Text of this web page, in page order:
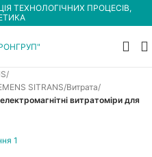
ТЕХНОЛОГІЧНИХ ПРОЦЕСІВ,
SITRANS Витрата
витратоміри для